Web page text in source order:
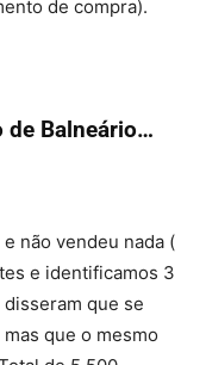
de compra).
de Balneário…
não vendeu nada (
e identificamos 3
que se
que o mesmo